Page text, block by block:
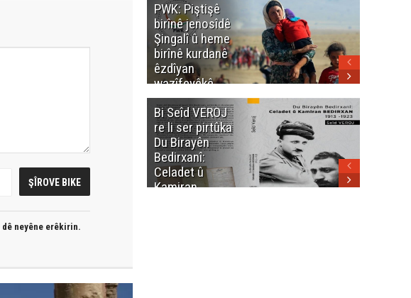
dê neyêne erêkirin.
PWK: Piştişê
birînê jenosîdê
Şingalî û heme
birînê kurdanê
êzdîyan
wazîfeyêkê
neteweyî yê
heme kurdanê
dinya yo
Bi Seîd VEROJ
re li ser pirtûka
Du Birayên
Bedirxanî:
Celadet û
Kamiran